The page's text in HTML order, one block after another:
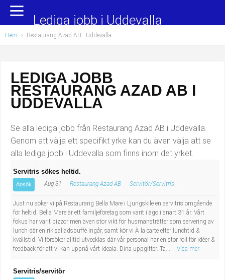
Yrkesområden
Administration, ekonomi, juridik
Chefer och verksamhetsledare
Data/IT
Försäljning, inköp, marknadsföring
Hantverksyrken
Hotell, restaurang, storhushåll
Hälso- och sjukvård
Industriell tillverkning
Populära jobb
Undersköterska, hemtjänst och äldreboende
Barnskötare
Lärare i förskola/Förskollärare
Lagerarbetare
Bussförare/Busschaufför
Elevassistent
Personlig assistent
Behandlingsassistent/Socialpedagog
Lediga jobb i Uddevalla
Hem › Restaurang Azad AB - Uddevalla
LEDIGA JOBB
RESTAURANG AZAD AB I
UDDEVALLA
Se alla lediga jobb från Restaurang Azad AB i Uddevalla.
Genom att välja ett specifikt yrke kan du även välja att se
alla lediga jobb i Uddevalla som finns inom det yrket.
Servitris sökes heltid.
Ansök Aug 31 Restaurang Azad AB Servitör/Servitris
Just nu söker vi på Restaurang Bella Mare i Ljungskile en servitris omgående
för heltid. Bella Mare är ett familjeföretag som varit i ägo i snart 31 år. Vårt
fokus har varit pizzor men även stor vikt för husmansträtter som servering av
lunch där en rik salladsbuffé ingår, samt kör vi À la carte efter lunchtid &
kvällstid. Vi försöker alltid utvecklas där vår personal har en stor roll för idéer &
feedback för att vi kan uppnå vårt ideala. Dina uppgifter. Ta...
Visa mer
Servitris/servitör